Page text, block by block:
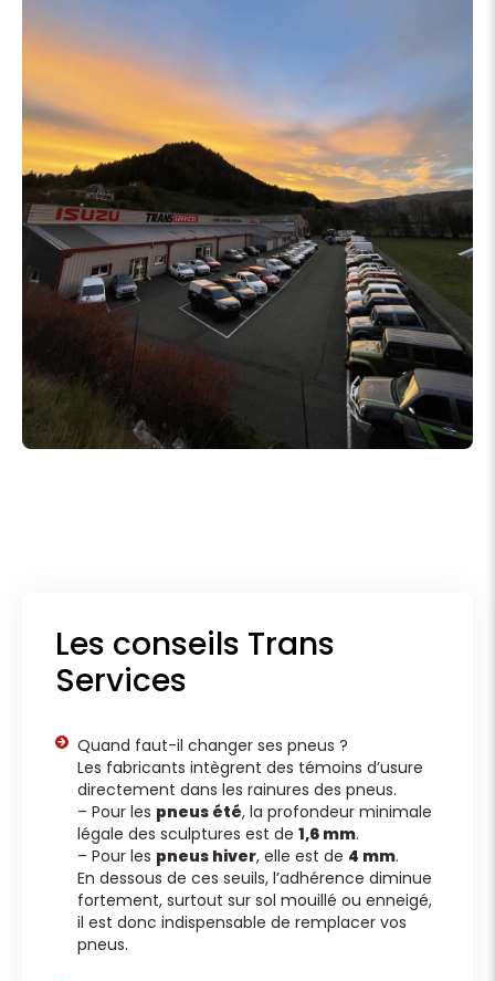
Les conseils Trans
Services
Quand faut-il changer ses pneus ?
Les fabricants intègrent des témoins d’usure
directement dans les rainures des pneus.
– Pour les pneus été, la profondeur minimale
légale des sculptures est de 1,6 mm.
– Pour les pneus hiver, elle est de 4 mm.
En dessous de ces seuils, l’adhérence diminue
fortement, surtout sur sol mouillé ou enneigé,
il est donc indispensable de remplacer vos
pneus.